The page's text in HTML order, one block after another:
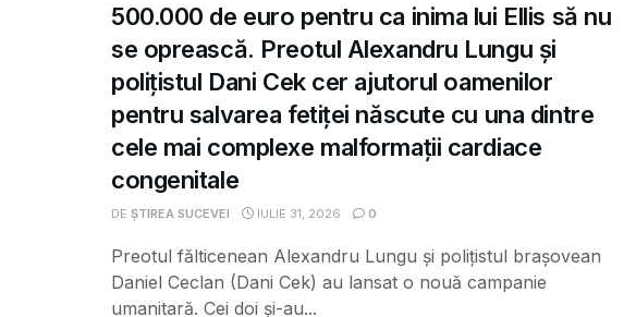
500.000 de euro pentru ca inima lui Ellis să nu
se oprească. Preotul Alexandru Lungu și
polițistul Dani Cek cer ajutorul oamenilor
pentru salvarea fetiței născute cu una dintre
cele mai complexe malformații cardiace
congenitale
DE ȘTIREA SUCEVEI IULIE 31, 2026 0
Preotul fălticenean Alexandru Lungu și polițistul brașovean
Daniel Ceclan (Dani Cek) au lansat o nouă campanie
umanitară. Cei doi și-au...